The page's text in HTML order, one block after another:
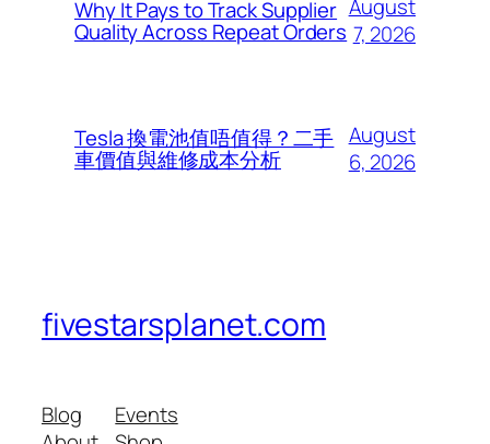
Why It Pays to Track Supplier
Quality Across Repeat Orders
August
7, 2026
Tesla 換電池值唔值得？二手
車價值與維修成本分析
August
6, 2026
fivestarsplanet.com
Blog
Events